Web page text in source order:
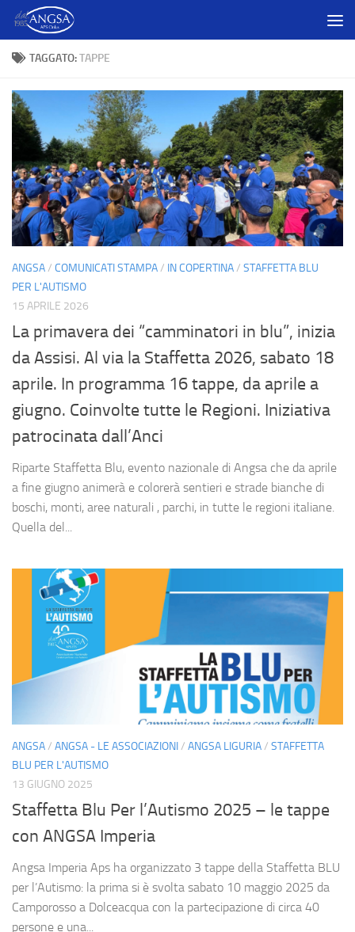
Salta al contenuto
TAGGATO:TAPPE
ANGSA/ COMUNICATI STAMPA/ IN COPERTINA/ STAFFETTA BLU
PER L'AUTISMO
15 APRILE 2026
La primavera dei “camminatori in blu”, inizia
da Assisi. Al via la Staffetta 2026, sabato 18
aprile. In programma 16 tappe, da aprile a
giugno. Coinvolte tutte le Regioni. Iniziativa
patrocinata dall’Anci
Riparte Staffetta Blu, evento nazionale di Angsa che da aprile
a fine giugno animerà e colorerà sentieri e strade bianche di
boschi, monti, aree naturali , parchi, in tutte le regioni italiane.
Quella del...
ANGSA/ ANGSA - LE ASSOCIAZIONI/ ANGSA LIGURIA/ STAFFETTA
BLU PER L'AUTISMO
13 GIUGNO 2025
Staffetta Blu Per l’Autismo 2025 – le tappe
con ANGSA Imperia
Angsa Imperia Aps ha organizzato 3 tappe della Staffetta BLU
per l’Autismo: la prima si è svolta sabato 10 maggio 2025 da
Camporosso a Dolceacqua con la partecipazione di circa 40
persone e una...